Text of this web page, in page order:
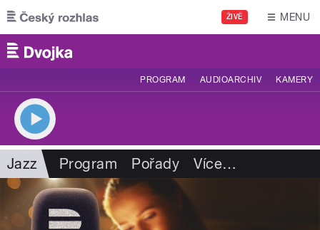
Přejít k hlavnímu obsahu
ŽIVĚ MENU
PROGRAM AUDIOARCHIV KAMERY
Jazz Program Pořady Více…